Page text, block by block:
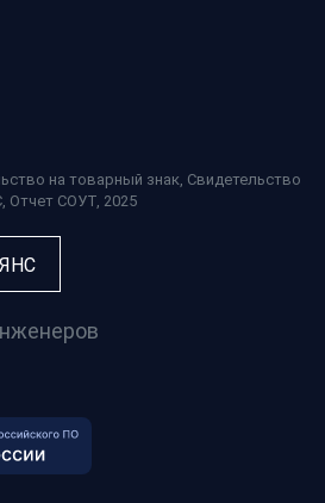
на товарный знак, Свидетельство
, Отчет СОУТ, 2025